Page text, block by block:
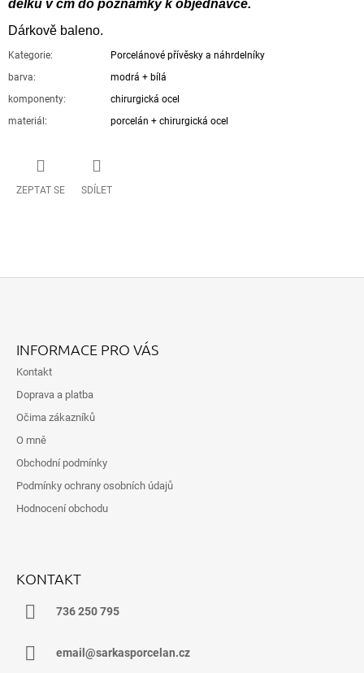
délku v cm do poznámky k objednávce.
Dárkově baleno.
Kategorie:
Porcelánové přívěsky a náhrdelníky
barva:
modrá + bílá
komponenty:
chirurgická ocel
materiál : porcelán + chirurgická ocel
ZEPTAT SE SDÍLET
INFORMACE PRO VÁS
Kontakt
Doprava a platba
Očima zákazníků
O mně
Obchodní podmínky
Podmínky ochrany osobních údajů
Hodnocení obchodu
KONTAKT
736 250 795
email@sarkasporcelan.cz